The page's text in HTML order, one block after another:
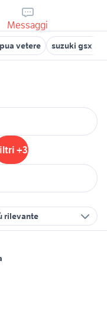
Messaggi
vetere suzuki gsx s
+3
rilevante